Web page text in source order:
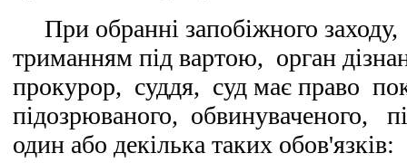
При обранні запобіжного
триманням під вартою, орган
прокурор, суддя, суд має право
підозрюваного, обвинуваченого,
один або декілька таких обов'язків: